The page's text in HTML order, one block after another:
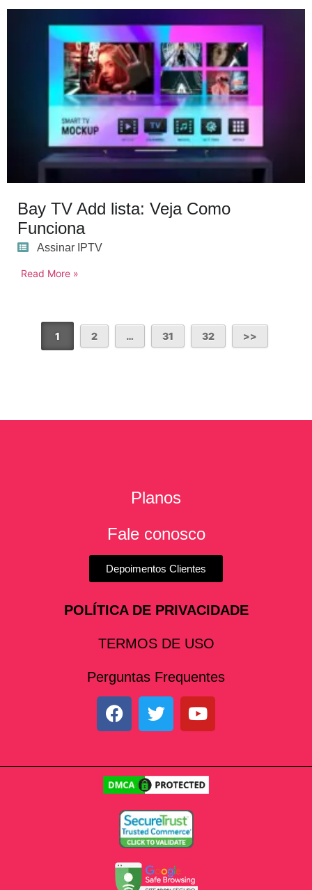
Bay TV Add lista: Veja Como
Funciona
Assinar IPTV
Read More »
1 2 … 31 32
Planos
Fale conosco
Depoimentos Clientes
POLÍTICA DE PRIVACIDADE
TERMOS DE USO
Perguntas Frequentes